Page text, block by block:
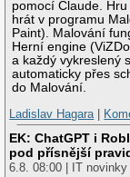
pomocí Claude.
hrát v programu
Paint). Malování
Herní engine
a každý vykreslený
automaticky přes
do Malování.
Ladislav Hagara|
EK: ChatGPT i
pod přísnější
6.8. 08:00 | IT novinky